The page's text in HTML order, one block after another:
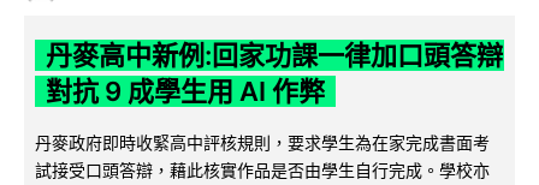
丹麥高中新例:回家功課一律加口頭答辯
對抗 9 成學生用 AI 作弊
丹麥政府即時收緊高中評核規則，要求學生為在家完成書面考
試接受口頭答辯，藉此核實作品是否由學生自行完成。學校亦